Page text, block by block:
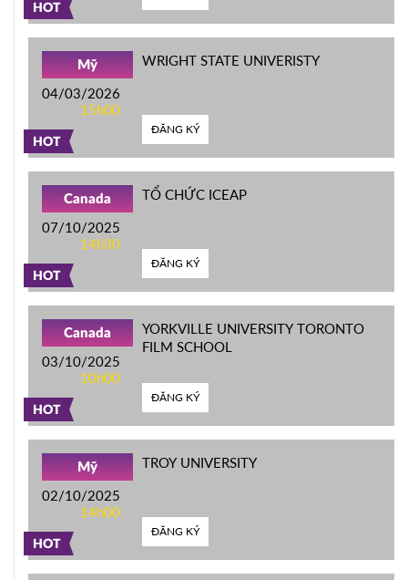
HOT
HOT
Mỹ
04/03/2026
15h00
WRIGHT STATE UNIVERISTY
ĐĂNG KÝ
HOT
Canada
07/10/2025
14h30
TỔ CHỨC ICEAP
ĐĂNG KÝ
HOT
Canada
03/10/2025
10h00
YORKVILLE UNIVERSITY TORONTO
FILM SCHOOL
ĐĂNG KÝ
HOT
Mỹ
02/10/2025
14h00
TROY UNIVERSITY
ĐĂNG KÝ